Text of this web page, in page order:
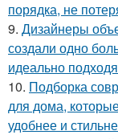
порядка, не
9. Дизайнеры
создали одно
идеально
10. Подборка
для дома,
удобнее и